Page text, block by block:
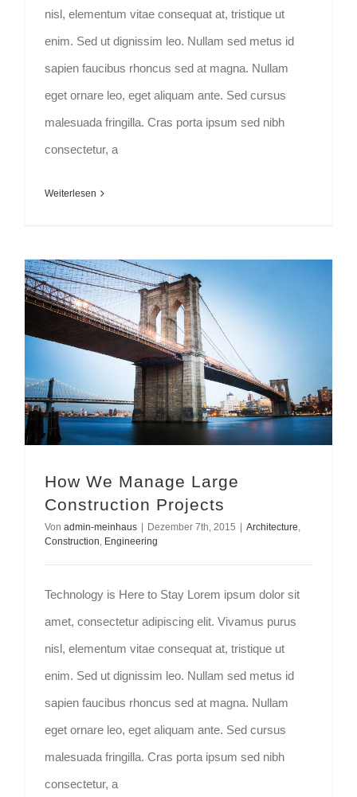
nisl, elementum vitae consequat at, tristique ut
enim. Sed ut dignissim leo. Nullam sed metus id
sapien faucibus rhoncus sed at magna. Nullam
eget ornare leo, eget aliquam ante. Sed cursus
malesuada fringilla. Cras porta ipsum sed nibh
consectetur, a
Weiterlesen
How We Manage Large
Construction Projects
Von admin-meinhaus Dezember 7th, 2015 Architecture,
Construction, Engineering
Technology is Here to Stay Lorem ipsum dolor sit
amet, consectetur adipiscing elit. Vivamus purus
nisl, elementum vitae consequat at, tristique ut
enim. Sed ut dignissim leo. Nullam sed metus id
sapien faucibus rhoncus sed at magna. Nullam
eget ornare leo, eget aliquam ante. Sed cursus
malesuada fringilla. Cras porta ipsum sed nibh
consectetur, a